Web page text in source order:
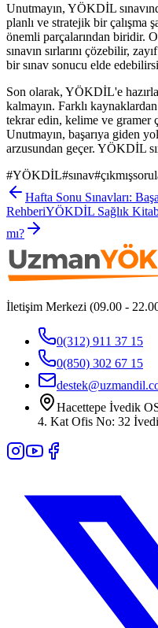
Unutmayın, YÖKDİL
planlı ve stratejik bir çalışma
önemli parçalarından biridir.
sınavın sırlarını çözebilir,
bir sınav sonucu elde
Son olarak, YÖKDİL'e
kalmayın. Farklı
tekrar edin, kelime ve gramer
Unutmayın, başarıya giden
arzusundan geçer. YÖKDİL
#YÖKDİL#sınav#
Hafta Sonu Sınavları:
RehberiYÖKDİL Sağlık
mı?
İletişim Merkezi (09.00 -
0(312) 911 37 15
0(850) 302 67 15
Hacettepe İvedik
4. Kat Ofis No: 32